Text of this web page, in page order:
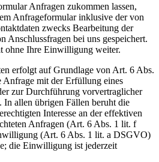
Anfragen zukommen lassen,
Anfrageformular inklusive der von
zwecks Bearbeitung der
Anschlussfragen bei uns gespeichert.
ohne Ihre Einwilligung weiter.
erfolgt auf Grundlage von Art. 6 Abs.
mit der Erfüllung eines
zur Durchführung vorvertraglicher
allen übrigen Fällen beruht die
Interesse an der effektiven
Anfragen (Art. 6 Abs. 1 lit. f
(Art. 6 Abs. 1 lit. a DSGVO)
die Einwilligung ist jederzeit